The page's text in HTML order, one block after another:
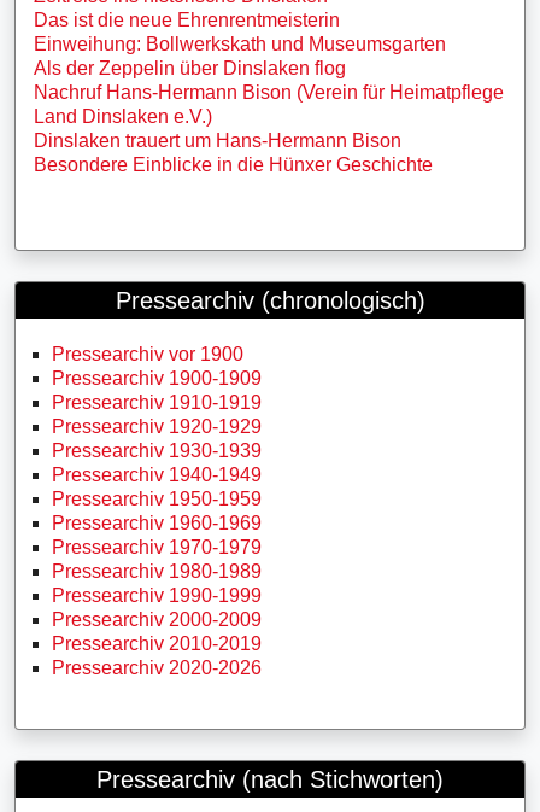
Das ist die neue Ehrenrentmeisterin
Einweihung: Bollwerkskath und Museumsgarten
Als der Zeppelin über Dinslaken flog
Nachruf Hans-Hermann Bison (Verein für Heimatpflege
Land Dinslaken e.V.)
Dinslaken trauert um Hans-Hermann Bison
Besondere Einblicke in die Hünxer Geschichte
Pressearchiv (chronologisch)
Pressearchiv vor 1900
Pressearchiv 1900-1909
Pressearchiv 1910-1919
Pressearchiv 1920-1929
Pressearchiv 1930-1939
Pressearchiv 1940-1949
Pressearchiv 1950-1959
Pressearchiv 1960-1969
Pressearchiv 1970-1979
Pressearchiv 1980-1989
Pressearchiv 1990-1999
Pressearchiv 2000-2009
Pressearchiv 2010-2019
Pressearchiv 2020-2026
Pressearchiv (nach Stichworten)